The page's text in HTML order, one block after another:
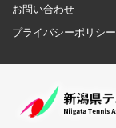
お問い合わせ
プライバシーポリシー